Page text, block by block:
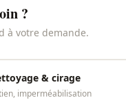
?
à votre demande.
& cirage
imperméabilisation